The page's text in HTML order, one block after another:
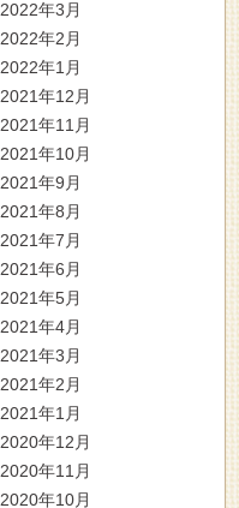
2022年3月
2022年2月
2022年1月
2021年12月
2021年11月
2021年10月
2021年9月
2021年8月
2021年7月
2021年6月
2021年5月
2021年4月
2021年3月
2021年2月
2021年1月
2020年12月
2020年11月
2020年10月